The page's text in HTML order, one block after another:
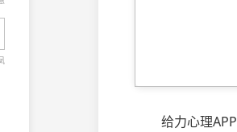
给力心理APP